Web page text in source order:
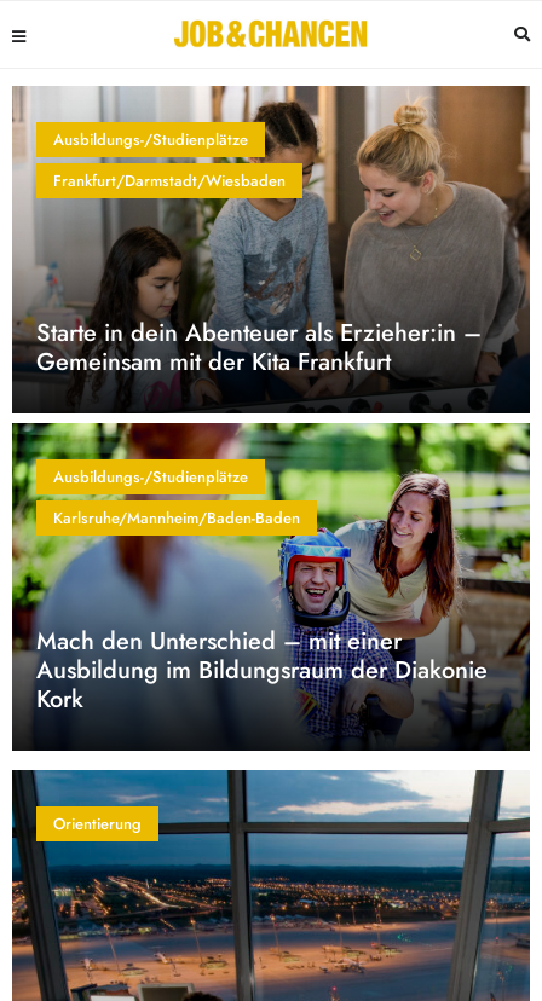
Ausbildungs-/Studienplätze
Frankfurt/Darmstadt/Wiesbaden
Starte in dein Abenteuer als Erzieher:in –
Gemeinsam mit der Kita Frankfurt
Ausbildungs-/Studienplätze
Karlsruhe/Mannheim/Baden-Baden
Mach den Unterschied – mit einer
Ausbildung im Bildungsraum der Diakonie
Kork
Orientierung